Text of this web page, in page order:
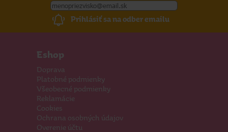
Prihlásiť sa na odber emailu
Eshop
Doprava
Platobné podmienky
Všeobecné podmienky
Reklamácie
Cookies
Ochrana osobných údajov
Overenie účtu